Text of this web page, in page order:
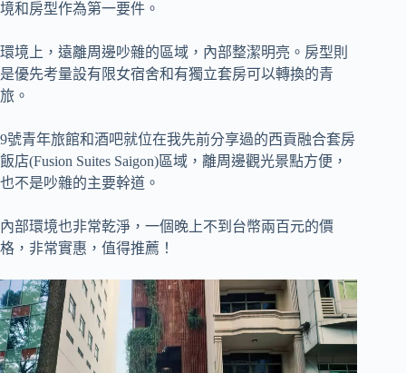
境和房型作為第一要件。
環境上，遠離周邊吵雜的區域，內部整潔明亮。房型則
是優先考量設有限女宿舍和有獨立套房可以轉換的青
旅。
9號青年旅館和酒吧就位在我先前分享過的西貢融合套房
飯店(Fusion Suites Saigon)區域，離周邊觀光景點方便，
也不是吵雜的主要幹道。
內部環境也非常乾淨，一個晚上不到台幣兩百元的價
格，非常實惠，值得推薦！